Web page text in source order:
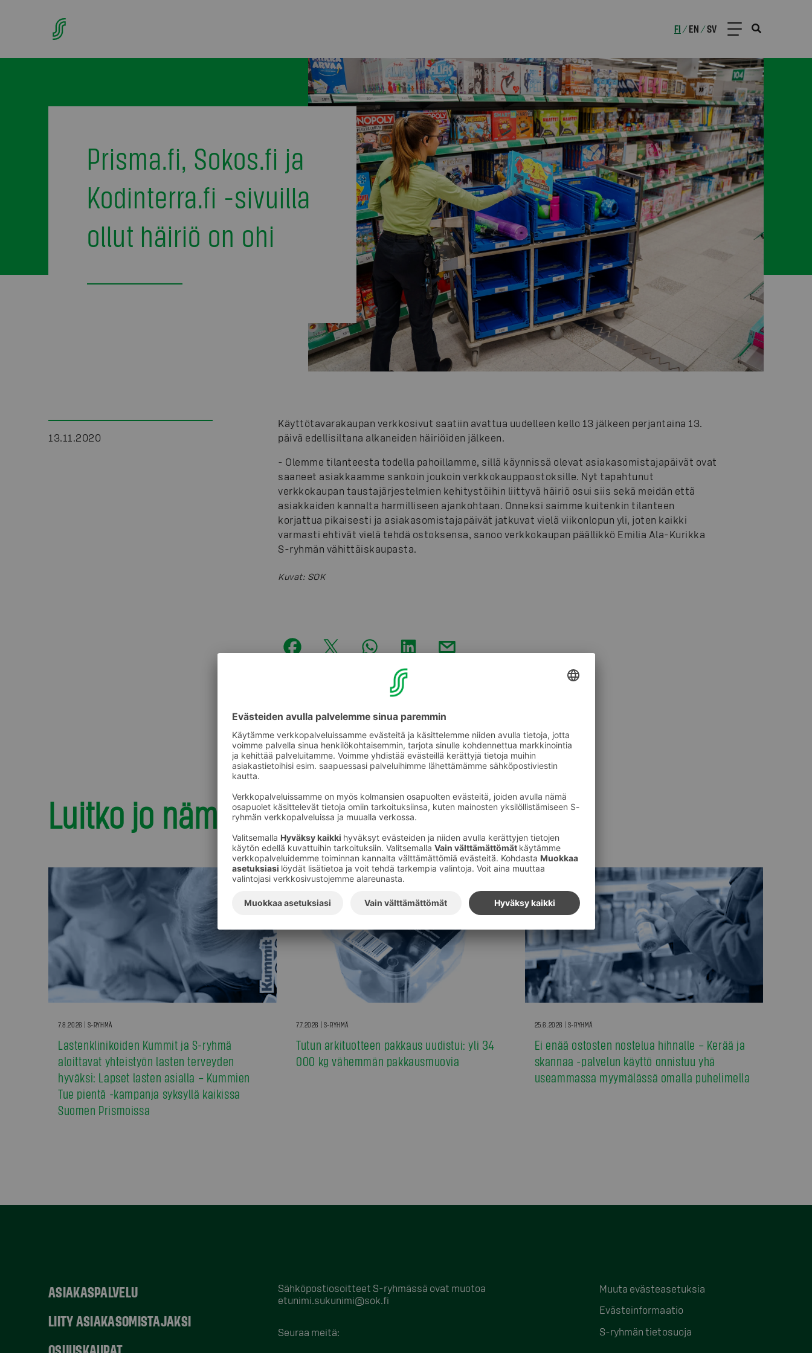
FI /EN /SV
Prisma.fi, Sokos.fi ja
Kodinterra.fi -sivuilla
ollut häiriö on ohi
13.11.2020
Käyttötavarakaupan verkkosivut saatiin avattua uudelleen kello 13 jälkeen perjantaina 13.
päivä edellisiltana alkaneiden häiriöiden jälkeen.
- Olemme tilanteesta todella pahoillamme, sillä käynnissä olevat asiakasomistajapäivät ovat
saaneet asiakkaamme sankoin joukoin verkkokauppaostoksille. Nyt tapahtunut
verkkokaupan taustajärjestelmien kehitystöihin liittyvä häiriö osui siis sekä meidän että
asiakkaiden kannalta harmilliseen ajankohtaan. Onneksi saimme kuitenkin tilanteen
korjattua pikaisesti ja asiakasomistajapäivät jatkuvat vielä viikonlopun yli, joten kaikki
varmasti ehtivät vielä tehdä ostoksensa, sanoo verkkokaupan päällikkö Emilia Ala-Kurikka
S-ryhmän vähittäiskaupasta.
Kuvat: SOK
Tilaa S-ryhmän tiedotteet
Luitko jo nämä?
7.8.2026 | S-RYHMÄ
Lastenklinikoiden Kummit ja S-ryhmä
aloittavat yhteistyön lasten terveyden
hyväksi: Lapset lasten asialla – Kummien
Tue pientä -kampanja syksyllä kaikissa
Suomen Prismoissa
7.7.2026 | S-RYHMÄ
Tutun arkituotteen pakkaus uudistui: yli 34
000 kg vähemmän pakkausmuovia
25.6.2026 | S-RYHMÄ
Ei enää ostosten nostelua hihnalle – Kerää ja
skannaa -palvelun käyttö onnistuu yhä
useammassa myymälässä omalla puhelimella
ASIAKASPALVELU
LIITY ASIAKASOMISTAJAKSI
Sähköpostiosoitteet S-ryhmässä ovat muotoa
etunimi.sukunimi@sok.fi
Seuraa meitä:
Muuta evästeasetuksia
Evästeinformaatio
S-ryhmän tietosuoja